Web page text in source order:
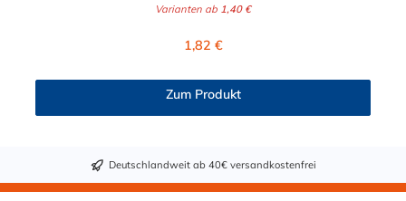
oder Gastronomie? Unser transparenter PVC-Schlauch mit
Meterware für maximale Flexibilität. Geprüfte Qualität für
Innenseele und Außendecke aus PVC sowie einer
stabilisierenden Textil-Gewebeeinlage. Er wird TÜV-geprüft
und LABS-frei produziert. In der transparenten und
B, C). Nur der Typ transparent erfüllt darüber hinaus KTW-C
sowie FDA 175.300. Verfügbare Schlauchinnendurchmesser: 4
Varianten ab 1,40 €
Regulärer Preis:
1,82 €
Zum Produkt
Deutschlandweit ab 40€ versandkostenfrei